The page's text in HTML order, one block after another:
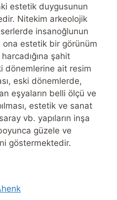
estetik duygusunun
Nitekim arkeolojik
insanoğlunun
estetik bir görünüm
şahit
dönemlerine ait resim
eski dönemlerde,
eşyaların belli ölçü ve
estetik ve sanat
vb. yapıların inşa
güzele ve
göstermektedir.